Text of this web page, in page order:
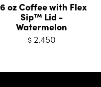
oz Coffee with Flex
Sip™ Lid -
Watermelon
$ 2.450